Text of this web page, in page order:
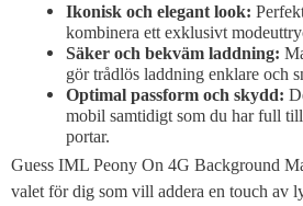
Ikonisk och elegant look:
kombinera ett exklusivt
Säker och bekväm laddning:
gör trådlös laddning enklare och
Optimal passform och skydd:
mobil samtidigt som du har full
portar.
Guess IML Peony On 4G Background
valet för dig som vill addera en touch av